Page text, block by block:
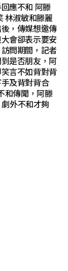
應不和 阿滕
林淑敏和滕麗
，傳媒想邀傳
會卻表示要安
問期間，記者
是否朋友，阿
言不如背對背
及背對背合
和傳聞，阿滕
外不和才夠